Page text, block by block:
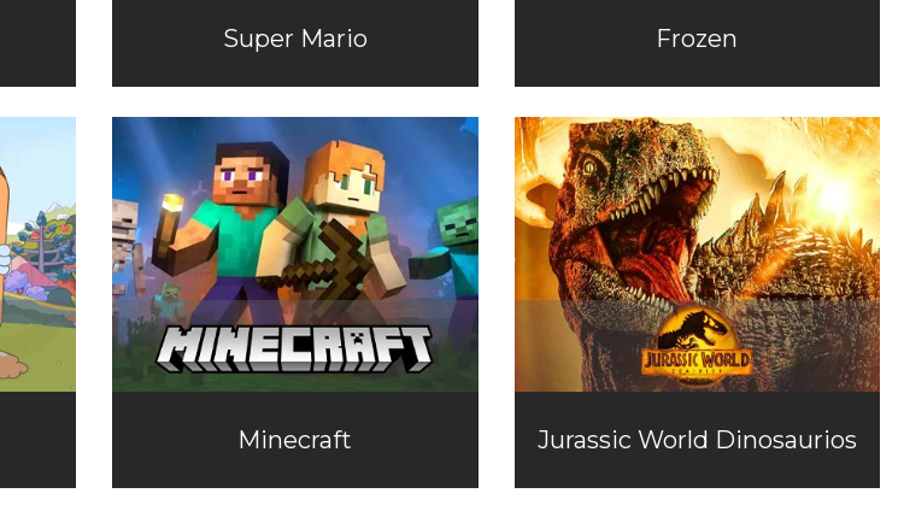
Super Mario Frozen
Minecraft Jurassic World Dinosaurios